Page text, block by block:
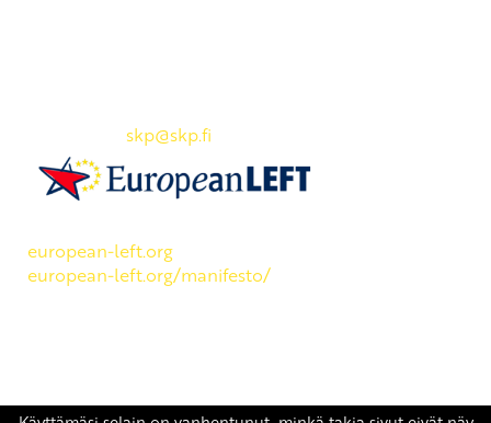
skp@skp.fi
european-left.org
european-left.org/manifesto/